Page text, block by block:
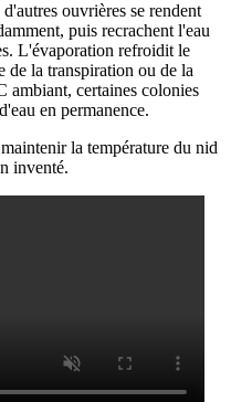
ouvrières se rendent
puis recrachent l'eau
L'évaporation refroidit le
de la transpiration ou de la
ambiant, certaines colonies
en permanence.
la température du nid
inventé.